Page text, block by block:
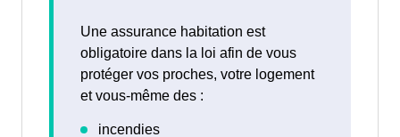
Une assurance habitation est
obligatoire dans la loi afin de vous
protéger vos proches, votre logement
et vous-même des :